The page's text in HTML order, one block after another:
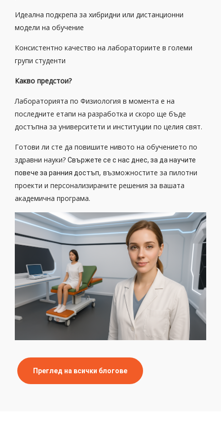
Идеална подкрепа за хибридни или дистанционни
модели на обучение
Консистентно качество на лабораториите в големи
групи студенти
Какво предстои?
Лабораторията по Физиология в момента е на
последните етапи на разработка и скоро ще бъде
достъпна за университети и институции по целия свят.
Готови ли сте да повишите нивото на обучението по
здравни науки? Свържете се с нас днес, за да научите
повече за ранния достъп, възможностите за пилотни
проекти и персонализираните решения за вашата
академична програма.
Преглед на всички блогове